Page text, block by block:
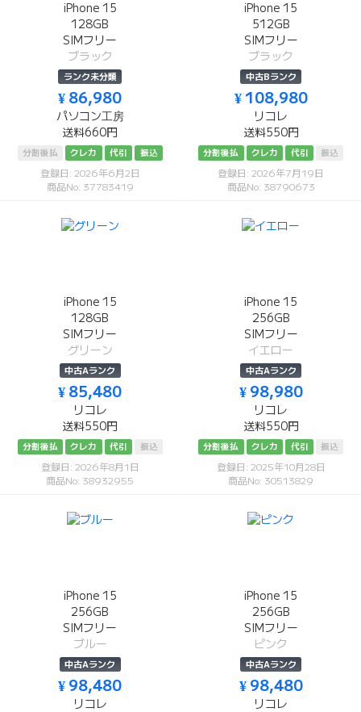
iPhone 15
128GB
SIMフリー
ブラック
ランク未分類
¥ 86,980
パソコン工房
送料660円
分割後払 クレカ 代引 振込
登録日: 2026年6月2日
商品No: 37783419
iPhone 15
512GB
SIMフリー
ブラック
中古Bランク
¥ 108,980
リコレ
送料550円
分割後払 クレカ 代引 振込
登録日: 2026年7月19日
商品No: 38790673
iPhone 15
128GB
SIMフリー
グリーン
中古Aランク
¥ 85,480
リコレ
送料550円
分割後払 クレカ 代引 振込
登録日: 2026年8月1日
商品No: 38932955
iPhone 15
256GB
SIMフリー
イエロー
中古Aランク
¥ 98,980
リコレ
送料550円
分割後払 クレカ 代引 振込
登録日: 2025年10月28日
商品No: 30513829
iPhone 15
256GB
SIMフリー
ブルー
中古Aランク
¥ 98,480
リコレ
iPhone 15
256GB
SIMフリー
ピンク
中古Aランク
¥ 98,480
リコレ